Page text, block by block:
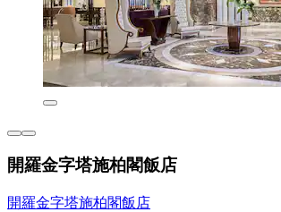
開羅金字塔施柏閣飯店
開羅金字塔施柏閣飯店